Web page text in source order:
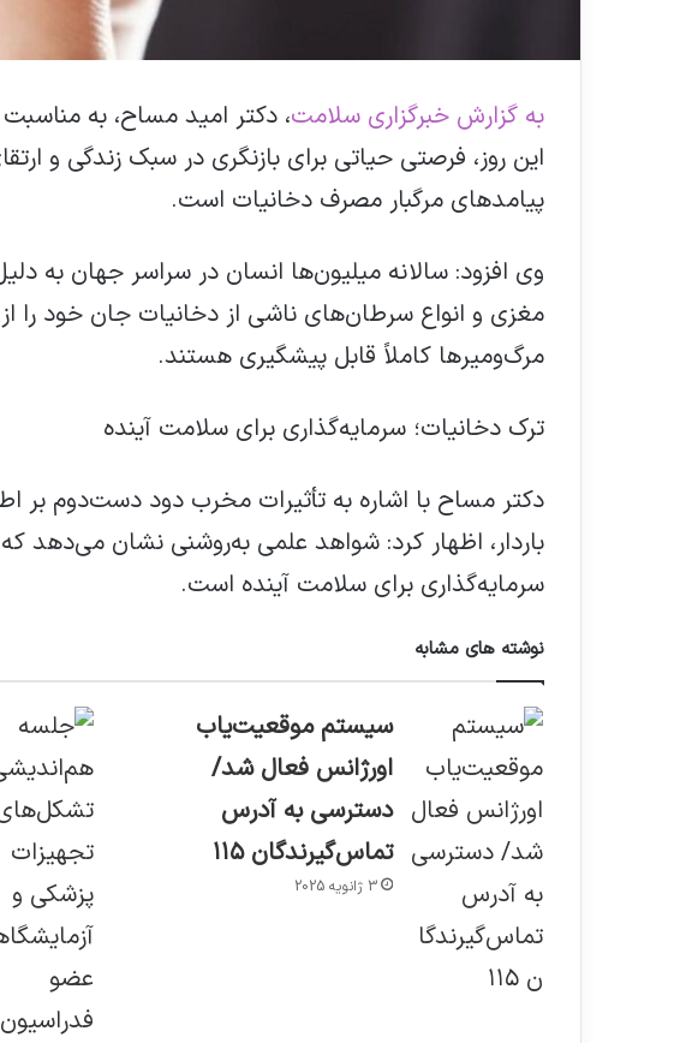
به گزارش خبرگزاری سلامت، دکتر امید مساح، به
این روز، فرصتی حیاتی برای بازنگری در سبک زندگی و
پیامدهای مرگبار مصرف دخانیات است.
وی افزود: سالانه میلیون‌ها انسان در سراسر جهان به
مغزی و انواع سرطان‌های ناشی از دخانیات جان خود را
مرگ‌ومیرها کاملاً قابل پیشگیری هستند.
ترک دخانیات؛ سرمایه‌گذاری برای سلامت آینده
دکتر مساح با اشاره به تأثیرات مخرب دود دست‌دوم بر
باردار، اظهار کرد: شواهد علمی به‌روشنی نشان می‌دهد
سرمایه‌گذاری برای سلامت آینده است.
نوشته های مشابه
سیستم موقعیت‌یاب
اورژانس فعال شد/
دسترسی به آدرس
تماس‌گیرندگان ۱۱۵
3 ژانویه 2025